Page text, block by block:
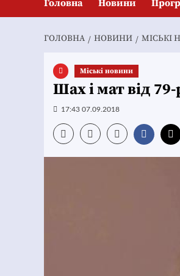
Головна Новини
ГОЛОВНА НОВИНИ MІСЬКІ
Mіські новини
Шах і мат від
17:43 07.09.2018